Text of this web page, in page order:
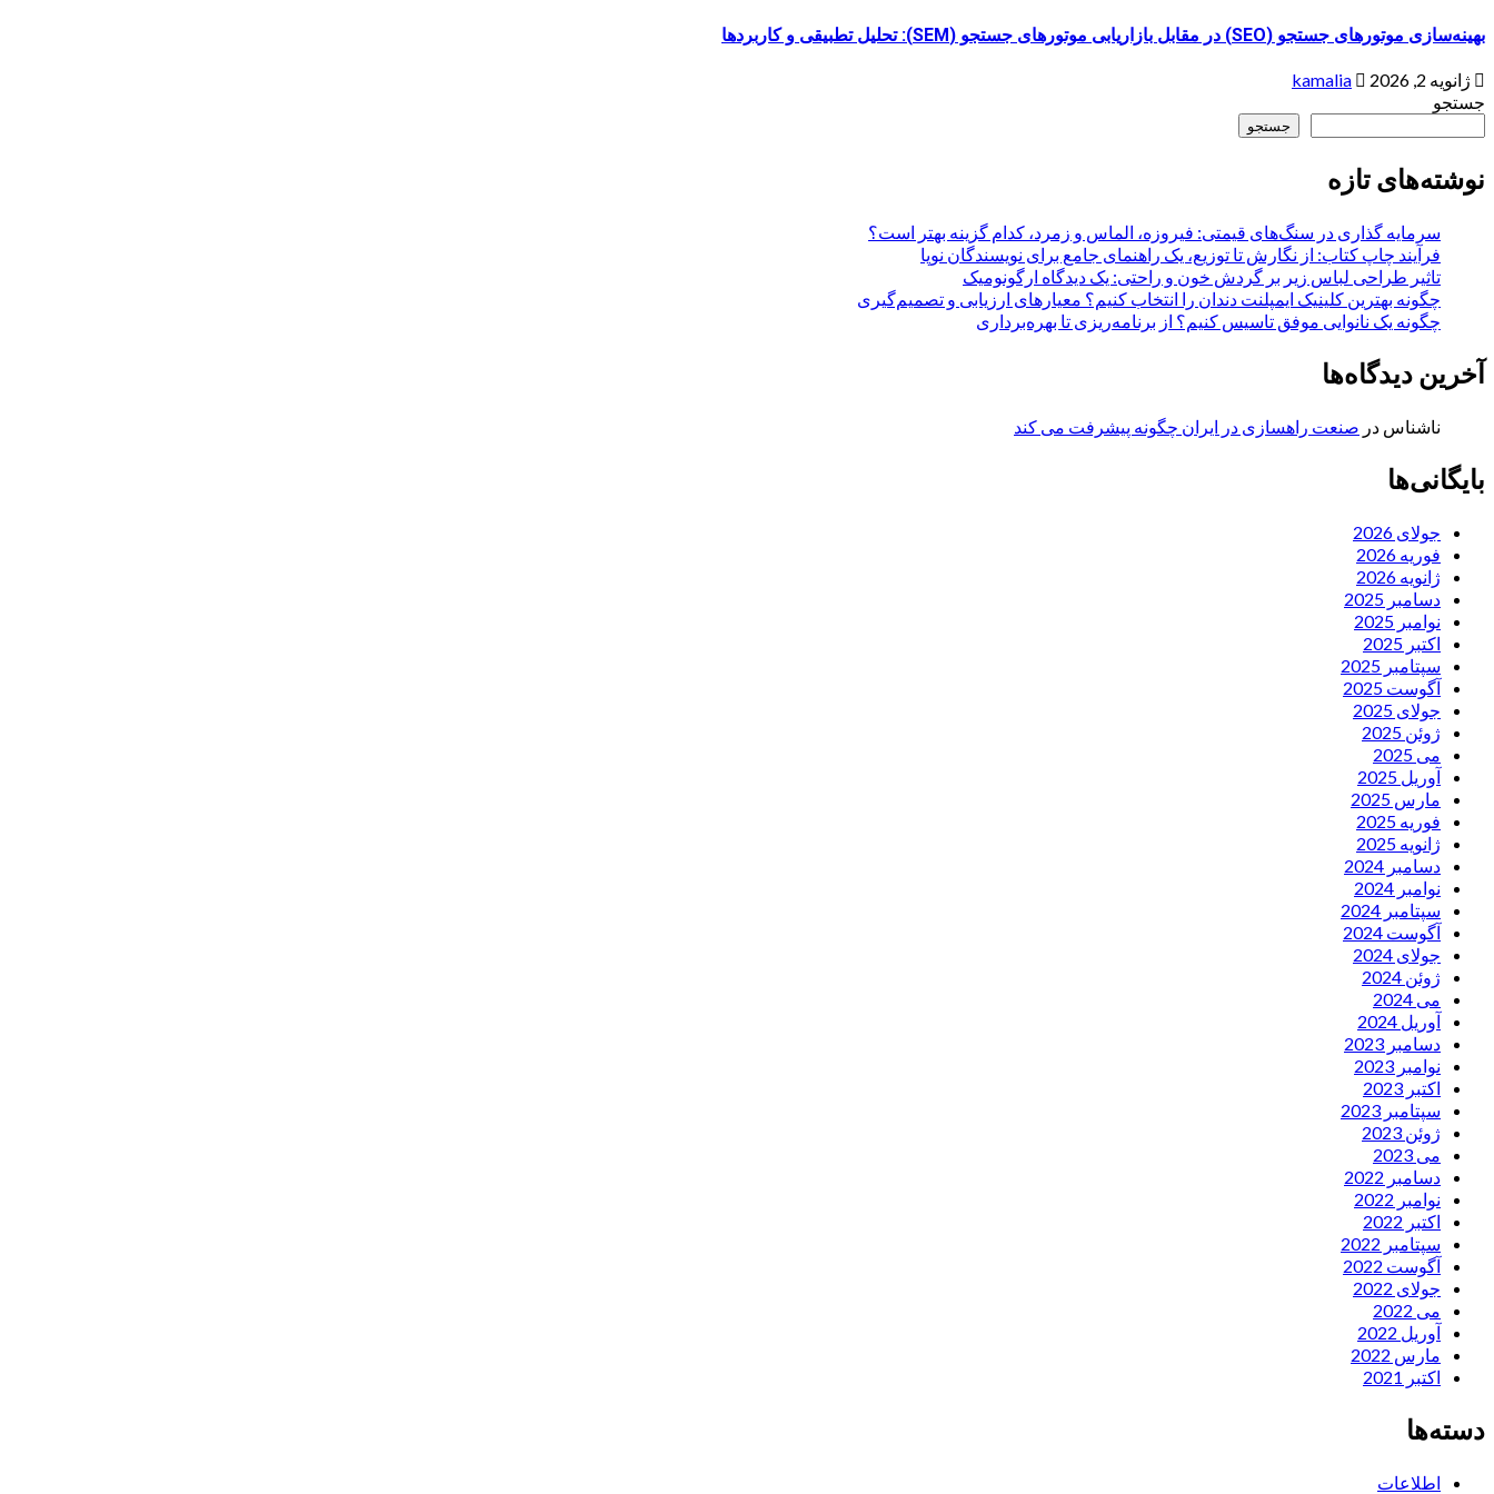
بهینه‌سازی موتورهای جستجو (SEO) در مقابل بازاریابی موتورهای جستجو (SEM): تحلیل تطبیقی و کاربردها
ژانویه 2, 2026
kamalia
جستجو
جستجو
نوشته‌های تازه
سرمایه گذاری در سنگ‌های قیمتی: فیروزه، الماس و زمرد، کدام گزینه بهتر است؟
فرآیند چاپ کتاب: از نگارش تا توزیع، یک راهنمای جامع برای نویسندگان نوپا
تاثیر طراحی لباس زیر بر گردش خون و راحتی: یک دیدگاه ارگونومیک
چگونه بهترین کلینیک ایمپلنت دندان را انتخاب کنیم؟ معیارهای ارزیابی و تصمیم‌گیری
چگونه یک نانوایی موفق تاسیس کنیم؟ از برنامه‌ریزی تا بهره‌برداری
آخرین دیدگاه‌ها
ناشناس در صنعت راهسازی در ایران چگونه پیشرفت می کند
بایگانی‌ها
جولای 2026
فوریه 2026
ژانویه 2026
دسامبر 2025
نوامبر 2025
اکتبر 2025
سپتامبر 2025
آگوست 2025
جولای 2025
ژوئن 2025
می 2025
آوریل 2025
مارس 2025
فوریه 2025
ژانویه 2025
دسامبر 2024
نوامبر 2024
سپتامبر 2024
آگوست 2024
جولای 2024
ژوئن 2024
می 2024
آوریل 2024
دسامبر 2023
نوامبر 2023
اکتبر 2023
سپتامبر 2023
ژوئن 2023
می 2023
دسامبر 2022
نوامبر 2022
اکتبر 2022
سپتامبر 2022
آگوست 2022
جولای 2022
می 2022
آوریل 2022
مارس 2022
اکتبر 2021
دسته‌ها
اطلاعات